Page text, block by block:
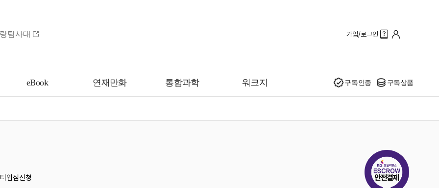
탐사대 가입/로그인
eBook 연재만화 통합과학 워크지 구독인증 구독상품
입점신청